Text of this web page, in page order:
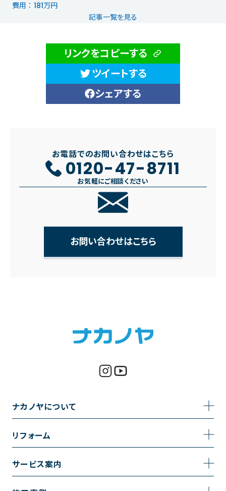
費用 ： 181万円
記事一覧を見る
リンクをコピーする
ツイートする
シェアする
お電話でのお問い合わせはこちら
0120-47-8711
お気軽にご相談ください
お問い合わせはこちら
ナカノヤについて
事業内容
採用情報
リフォーム
トイレのリフォーム
サービス案内
サービスの流れ